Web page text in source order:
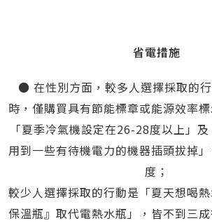
省電措施
● 在性別方面，較多人選擇採取的
時，僅購買具有節能標章或能源效率
「夏季冷氣機設定在26-28度以上」
用到一些有待機電力的機器插頭拔掉
度；
較少人選擇採取的行動是「夏天想喝
保溫瓶』取代電熱水瓶」，皆不到三